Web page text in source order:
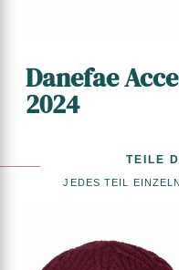
Danefae
2024
TEILE
JEDES TEIL